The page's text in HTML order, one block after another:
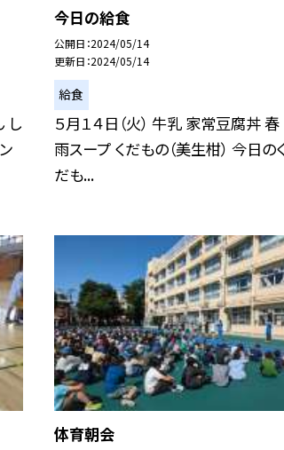
し
今日の給食
公開日 2024/05/14
更新日 2024/05/14
給食
５月１４日（火） 牛乳 家常豆腐丼 春
雨スープ くだもの（美生柑） 今日のく
だも...
体育朝会